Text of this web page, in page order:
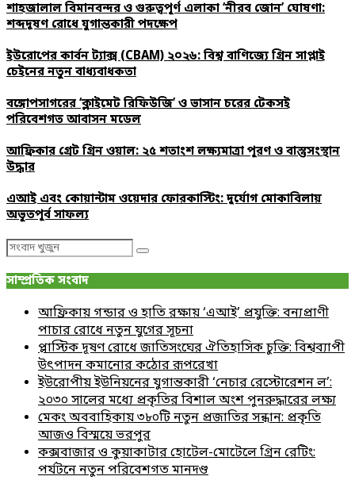
শাহজালাল বিমানবন্দর ও গুরুত্বপূর্ণ এলাকা ‘নীরব জোন’ ঘোষণা:
শব্দদূষণ রোধে যুগান্তকারী পদক্ষেপ
ইউরোপের কার্বন ট্যাক্স (CBAM) ২০২৬: বিশ্ব বাণিজ্যে গ্রিন সাপ্লাই
চেইনের নতুন বাধ্যবাধকতা
বঙ্গোপসাগরের ‘ক্লাইমেট রিফিউজি’ ও ভাসান চরের টেকসই
পরিবেশগত আবাসন মডেল
আফ্রিকার গ্রেট গ্রিন ওয়াল: ২৫ শতাংশ লক্ষ্যমাত্রা পূরণ ও বাস্তুসংস্থান
উদ্ধার
এআই এবং কোয়ান্টাম ওয়েদার ফোরকাস্টিং: দুর্যোগ মোকাবিলায়
অভূতপূর্ব সাফল্য
Search
Search
সাম্প্রতিক সংবাদ
আফ্রিকায় গন্ডার ও হাতি রক্ষায় ‘এআই’ প্রযুক্তি: বন্যপ্রাণী
পাচার রোধে নতুন যুগের সূচনা
প্লাস্টিক দূষণ রোধে জাতিসংঘের ঐতিহাসিক চুক্তি: বিশ্বব্যাপী
উৎপাদন কমানোর কঠোর রূপরেখা
ইউরোপীয় ইউনিয়নের যুগান্তকারী ‘নেচার রেস্টোরেশন ল’:
২০৩০ সালের মধ্যে প্রকৃতির বিশাল অংশ পুনরুদ্ধারের লক্ষ্য
মেকং অববাহিকায় ৩৮০টি নতুন প্রজাতির সন্ধান: প্রকৃতি
আজও বিস্ময়ে ভরপুর
কক্সবাজার ও কুয়াকাটার হোটেল-মোটেলে গ্রিন রেটিং:
পর্যটনে নতুন পরিবেশগত মানদণ্ড